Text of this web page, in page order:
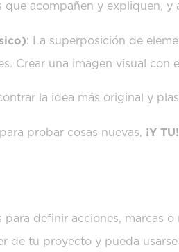
que acompañen y expliquen,
: La superposición de
Crear una imagen visual
la idea más original y
probar cosas nuevas, ¡Y TU!
para definir acciones, marcas
de tu proyecto y pueda usarse